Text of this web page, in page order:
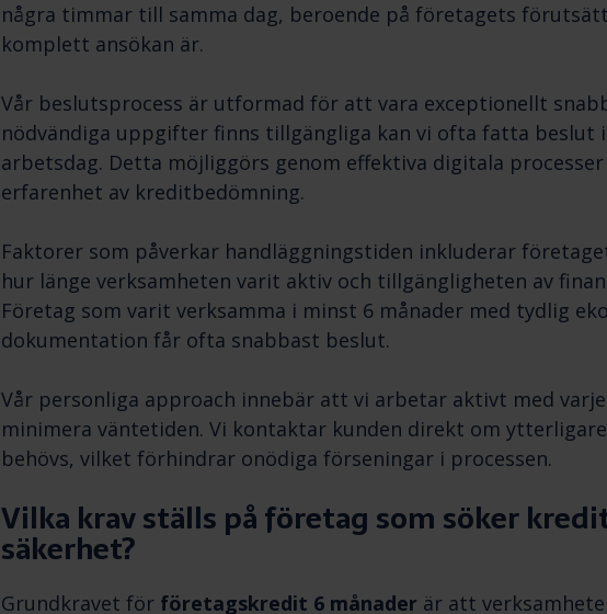
några timmar till samma dag, beroende på företagets
komplett ansökan är.
Vår beslutsprocess är utformad för att vara exceptionellt
nödvändiga uppgifter finns tillgängliga kan vi ofta fatta beslut
arbetsdag. Detta möjliggörs genom effektiva digitala
erfarenhet av kreditbedömning.
Faktorer som påverkar handläggningstiden inkluderar
hur länge verksamheten varit aktiv och tillgängligheten av
Företag som varit verksamma i minst 6 månader med tydlig
dokumentation får ofta snabbast beslut.
Vår personliga approach innebär att vi arbetar aktivt med
minimera väntetiden. Vi kontaktar kunden direkt om
behövs, vilket förhindrar onödiga förseningar i processen.
Vilka krav ställs på företag som söker
säkerhet?
Grundkravet för företagskredit 6 månader är att